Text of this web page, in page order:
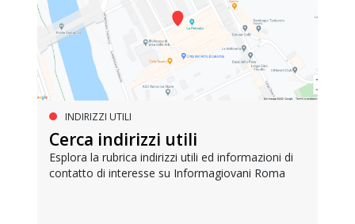
INDIRIZZI UTILI
Cerca indirizzi utili
Esplora la rubrica indirizzi utili ed informazioni di
contatto di interesse su Informagiovani Roma